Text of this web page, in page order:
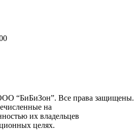
“БиБиЗон”. Все права защищены.
на
их владельцев
целях.